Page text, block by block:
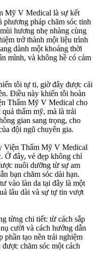
Mỹ V Medical là sự kết
phương pháp chăm sóc tinh
hương nhẹ nhàng cùng
trở thành một liệu trình
dành một khoảng thời
mình, và không hề có cảm
tôi tự ti, giờ đây được cải
Điều này khiến tôi hoàn
Thẩm Mỹ V Medical cho
thẩm mỹ, mà là trải
gian sang trọng, cho
đội ngũ chuyên gia.
Viện Thẩm Mỹ V Medical
Ở đây, vẻ đẹp không chỉ
nuôi dưỡng từ sự am
bạn chăm sóc dài hạn.
vào làn da tại đây là một
lâu dài và sự tự tin vượt
từng chi tiết: từ cách sắp
cười và cách hướng dẫn
phần tạo nên trải nghiệm
chăm sóc một cách